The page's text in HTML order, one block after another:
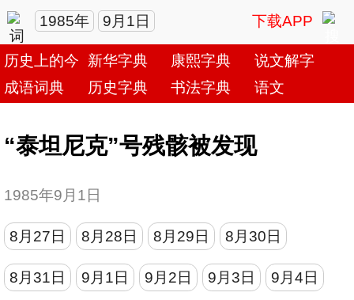
1985年 9月1日 下载APP
历史上的今天新华字典 康熙字典
说文解字
成语词典
历史字典 书法字典 语文
“泰坦尼克”号残骸被发现
1985年9月1日
8月27日 8月28日 8月29日 8月30日
8月31日 9月1日 9月2日 9月3日 9月4日